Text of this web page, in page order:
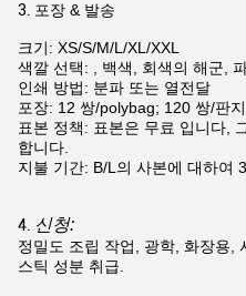
3. 포장 & 발송
크기: XS/S/M/L/XL/XXL
색깔 선택: , 백색, 회색의 해군,
인쇄 방법: 분파 또는 열전달
포장: 12 쌍/polybag; 120 쌍/판지
표본 정책: 표본은 무료 입니다,
합니다.
지불 기간: B/L의 사본에 대하여
4. 신청:
정밀도 조립 작업, 광학, 화장용,
스틱 성분 취급.